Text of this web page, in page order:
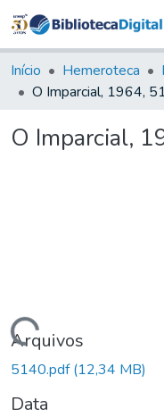
Início Hemeroteca
O Imparcial, 1964,
O Imparcial,
Carregando...
Arquivos
5140.pdf(12,34 MB)
Data